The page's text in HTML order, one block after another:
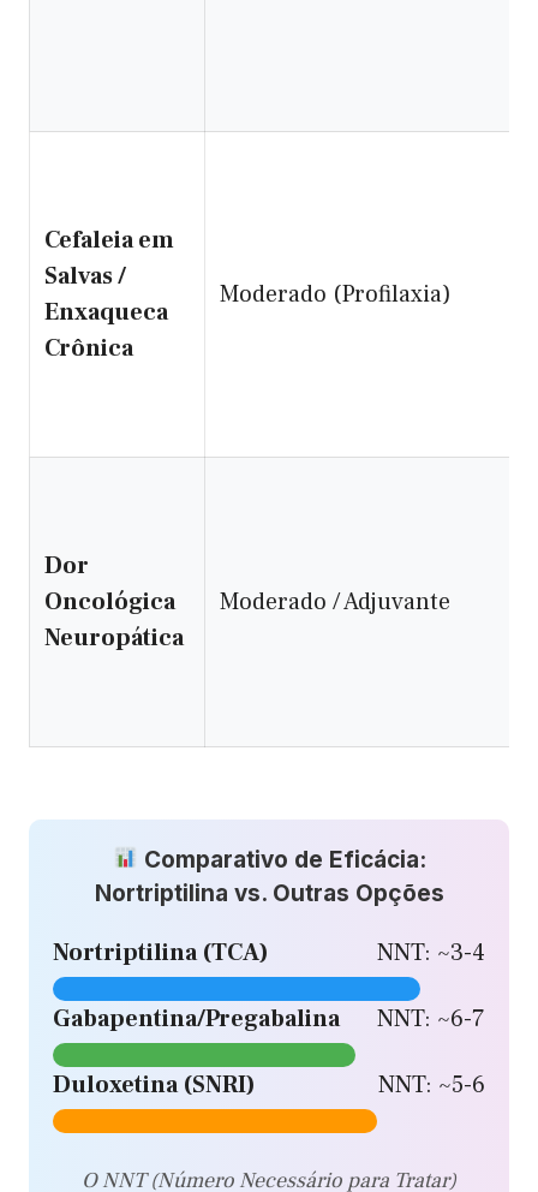
Cefaleia em
Salvas /
Enxaqueca
Crônica
Moderado (Profilaxia)
Dor
Oncológica
Neuropática
Moderado / Adjuvante
Comparativo de Eficácia:
Nortriptilina vs. Outras Opções
Nortriptilina (TCA) NNT: ~3-4
Gabapentina/Pregabalina NNT: ~6-7
Duloxetina (SNRI) NNT: ~5-6
O NNT (Número Necessário para Tratar)